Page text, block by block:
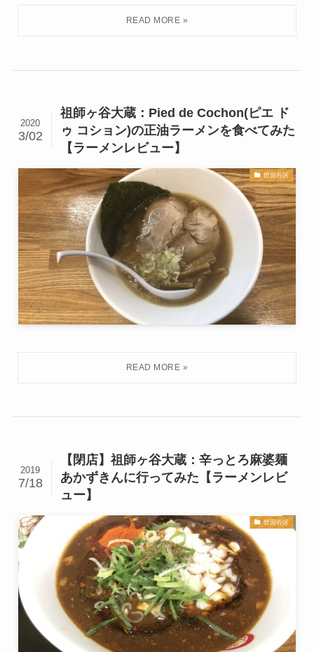
祖師ヶ谷大蔵：Pied de Cochon(ピエ ド
ゥ コション)の正油ラーメンを食べてみた
【ラーメンレビュー】
2020
3/02
世田谷区
【閉店】祖師ヶ谷大蔵：辛っとろ麻婆麺
あかずきんに行ってみた【ラーメンレビ
ュー】
2019
7/18
世田谷区